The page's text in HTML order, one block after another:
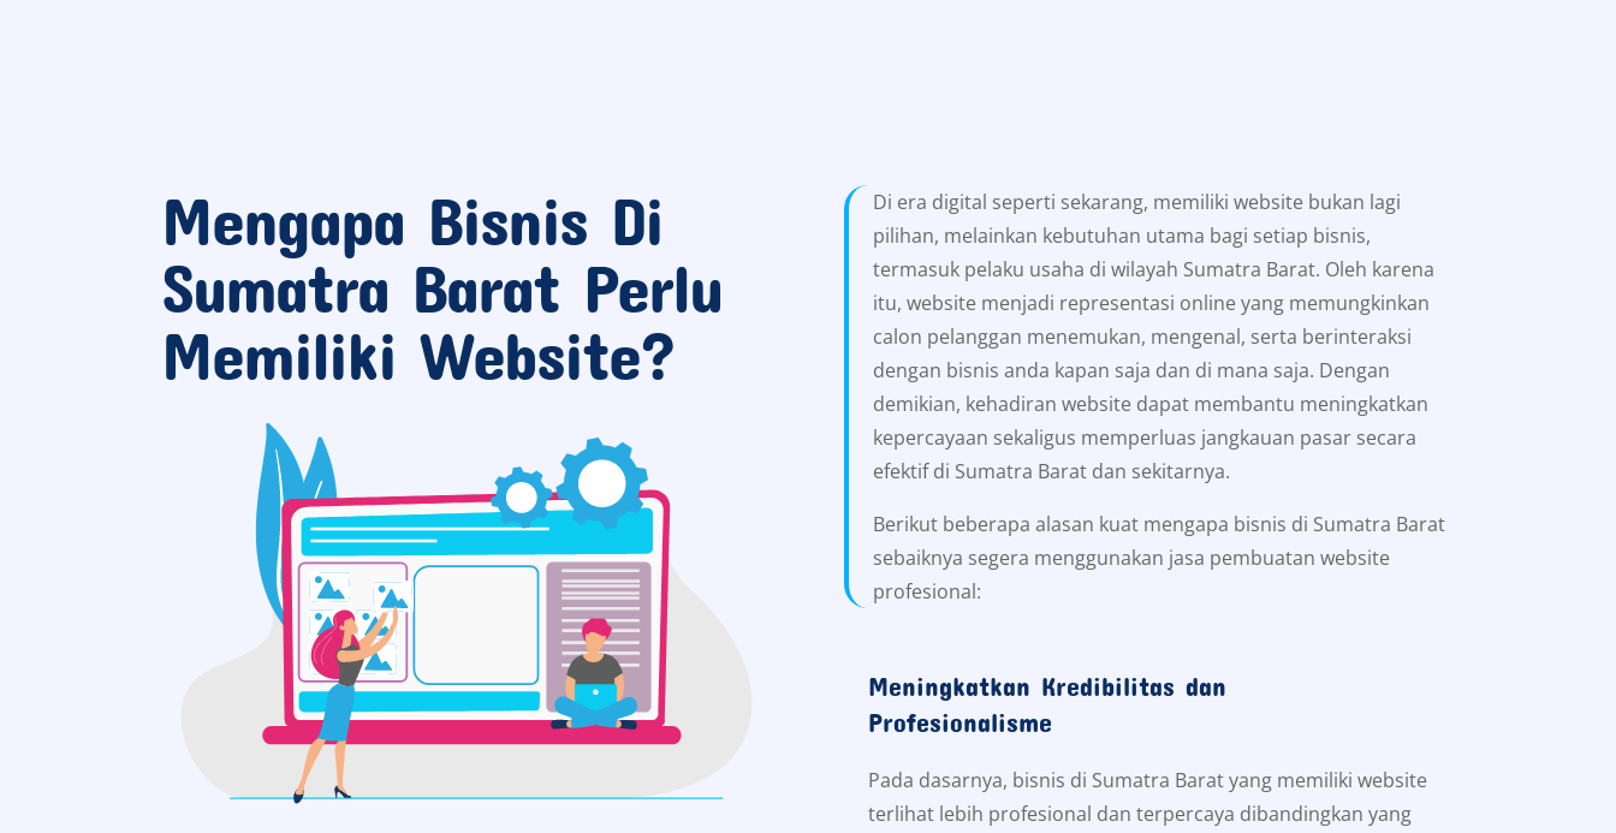
Mengapa Bisnis Di
Sumatra Barat Perlu
Memiliki Website?
Di era digital seperti sekarang, memiliki website bukan lagi
pilihan, melainkan kebutuhan utama bagi setiap bisnis,
termasuk pelaku usaha di wilayah Sumatra Barat. Oleh karena
itu, website menjadi representasi online yang memungkinkan
calon pelanggan menemukan, mengenal, serta berinteraksi
dengan bisnis anda kapan saja dan di mana saja. Dengan
demikian, kehadiran website dapat membantu meningkatkan
kepercayaan sekaligus memperluas jangkauan pasar secara
efektif di Sumatra Barat dan sekitarnya.
Berikut beberapa alasan kuat mengapa bisnis di Sumatra Barat
sebaiknya segera menggunakan jasa pembuatan website
profesional:
Meningkatkan Kredibilitas dan
Profesionalisme
Pada dasarnya, bisnis di Sumatra Barat yang memiliki website
terlihat lebih profesional dan terpercaya dibandingkan yang